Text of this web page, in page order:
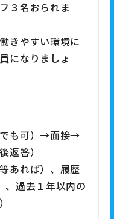
３名おられま
きやすい環境に
になりましょ
でも可）→面接→
返答）
あれば）、履歴
、過去１年以内の